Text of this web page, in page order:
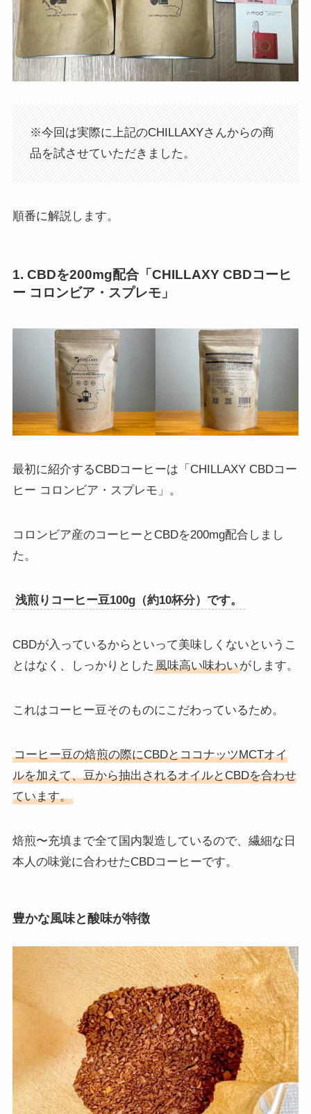
※今回は実際に上記のCHILLAXYさんからの商
品を試させていただきました。
順番に解説します。
1. CBDを200mg配合「CHILLAXY CBDコーヒ
ー コロンビア・スプレモ」
最初に紹介するCBDコーヒーは「CHILLAXY CBDコー
ヒー コロンビア・スプレモ」。
コロンビア産のコーヒーとCBDを200mg配合しまし
た。
浅煎りコーヒー豆100g（約10杯分）です。
CBDが入っているからといって美味しくないというこ
とはなく、しっかりとした 風味高い味わいがします。
これはコーヒー豆そのものにこだわっているため。
コーヒー豆の焙煎の際にCBDとココナッツMCTオイ
ルを加えて、豆から抽出されるオイルとCBDを合わせ
ています。
焙煎〜充填まで全て国内製造しているので、繊細な日
本人の味覚に合わせたCBDコーヒーです。
豊かな風味と酸味が特徴